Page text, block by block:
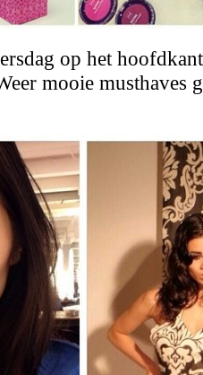
op het
mooie musthaves